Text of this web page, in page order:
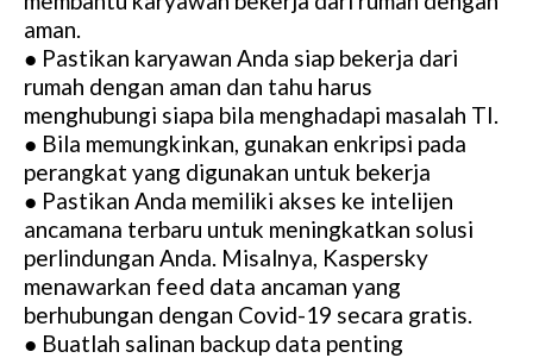
aman.
● Pastikan karyawan Anda siap bekerja dari
rumah dengan aman dan tahu harus
menghubungi siapa bila menghadapi masalah TI.
● Bila memungkinkan, gunakan enkripsi pada
perangkat yang digunakan untuk bekerja
● Pastikan Anda memiliki akses ke intelijen
ancamana terbaru untuk meningkatkan solusi
perlindungan Anda. Misalnya, Kaspersky
menawarkan feed data ancaman yang
berhubungan dengan Covid-19 secara gratis.
● Buatlah salinan backup data penting